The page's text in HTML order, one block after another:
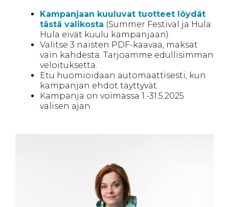
Kampanjaan kuuluvat tuotteet löydät
tästä valikosta (Summer Festival ja Hula
Hula eivät kuulu kampanjaan).
Valitse 3 naisten PDF-kaavaa, maksat
vain kahdesta. Tarjoamme edullisimman
veloituksetta.
Etu huomioidaan automaattisesti, kun
kampanjan ehdot täyttyvät.
Kampanja on voimassa 1.-31.5.2025
välisen ajan.